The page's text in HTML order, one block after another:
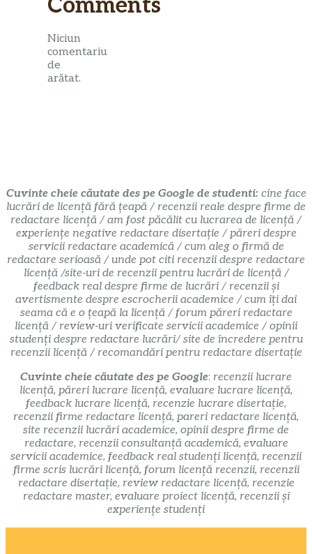
Comments
Niciun
comentariu
de
arătat.
Cuvinte cheie căutate des pe Google de studenti: cine face
lucrări de licență fără țeapă / recenzii reale despre firme de
redactare licență / am fost păcălit cu lucrarea de licență /
experiențe negative redactare disertație / păreri despre
servicii redactare academică / cum aleg o firmă de
redactare serioasă / unde pot citi recenzii despre redactare
licență /site-uri de recenzii pentru lucrări de licență /
feedback real despre firme de lucrări / recenzii și
avertismente despre escrocherii academice / cum îți dai
seama că e o țeapă la licență / forum păreri redactare
licență / review-uri verificate servicii academice / opinii
studenți despre redactare lucrări/ site de încredere pentru
recenzii licență / recomandări pentru redactare disertație
Cuvinte cheie căutate des pe Google: recenzii lucrare
licență, păreri lucrare licență, evaluare lucrare licență,
feedback lucrare licență, recenzie lucrare disertație,
recenzii firme redactare licență, pareri redactare licență,
site recenzii lucrări academice, opinii despre firme de
redactare, recenzii consultanță academică, evaluare
servicii academice, feedback real studenți licență, recenzii
firme scris lucrări licență, forum licență recenzii, recenzii
redactare disertație, review redactare licență, recenzie
redactare master, evaluare proiect licență, recenzii și
experiențe studenți